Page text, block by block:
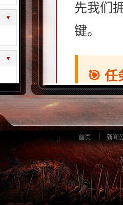
▾
▾
先我们
键。
🎯 任
新角
“任
他会安
值、积